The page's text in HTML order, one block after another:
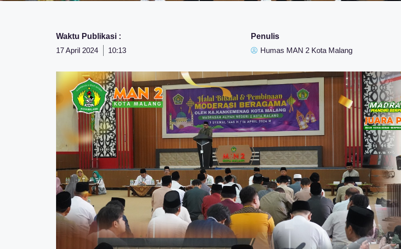
Waktu Publikasi :
17 April 2024
10:13
Penulis
Humas MAN 2 Kota Malang